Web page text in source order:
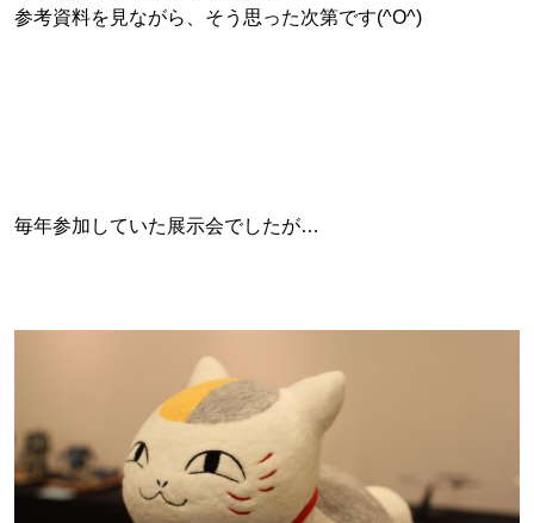
参考資料を見ながら、そう思った次第です(^O^)
毎年参加していた展示会でしたが…